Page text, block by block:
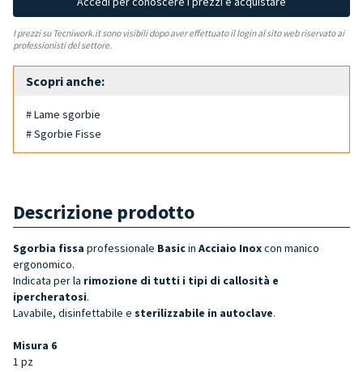
I prezzi su Tecniwork.it sono visibili dopo aver effettuato il login al sito web riservato ai
professionisti del settore.
Scopri anche:
# Lame sgorbie
# Sgorbie Fisse
Descrizione prodotto
Sgorbia fissa professionale Basicin Acciaio Inoxcon manico
ergonomico.
Indicata per la rimozione di tutti i tipi di callosità e
ipercheratosi.
Lavabile, disinfettabile e sterilizzabile in autoclave.
Misura 6
1 pz